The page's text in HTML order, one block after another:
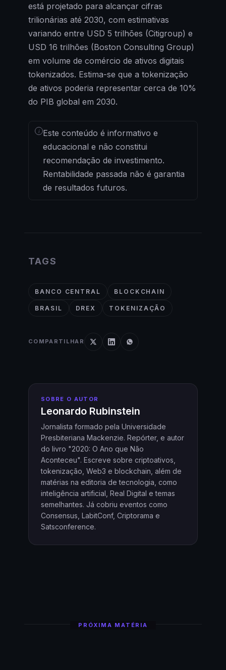
está projetado para alcançar cifras
trilionárias até 2030, com estimativas
variando entre USD 5 trilhões (Citigroup) e
USD 16 trilhões (Boston Consulting Group)
em volume de comércio de ativos digitais
tokenizados. Estima-se que a tokenização
de ativos poderia representar cerca de 10%
do PIB global em 2030.
i Este conteúdo é informativo e
educacional e não constitui
recomendação de investimento.
Rentabilidade passada não é garantia
de resultados futuros.
TAGS
BANCO CENTRAL BLOCKCHAIN
BRASIL DREX TOKENIZAÇÃO
COMPARTILHAR
SOBRE O AUTOR
Leonardo Rubinstein
Jornalista formado pela Universidade
Presbiteriana Mackenzie. Repórter, e autor
do livro "2020: O Ano que Não
Aconteceu". Escreve sobre criptoativos,
tokenização, Web3 e blockchain, além de
matérias na editoria de tecnologia, como
inteligência artificial, Real Digital e temas
semelhantes. Já cobriu eventos como
Consensus, LabitConf, Criptorama e
Satsconference.
PRÓXIMA MATÉRIA